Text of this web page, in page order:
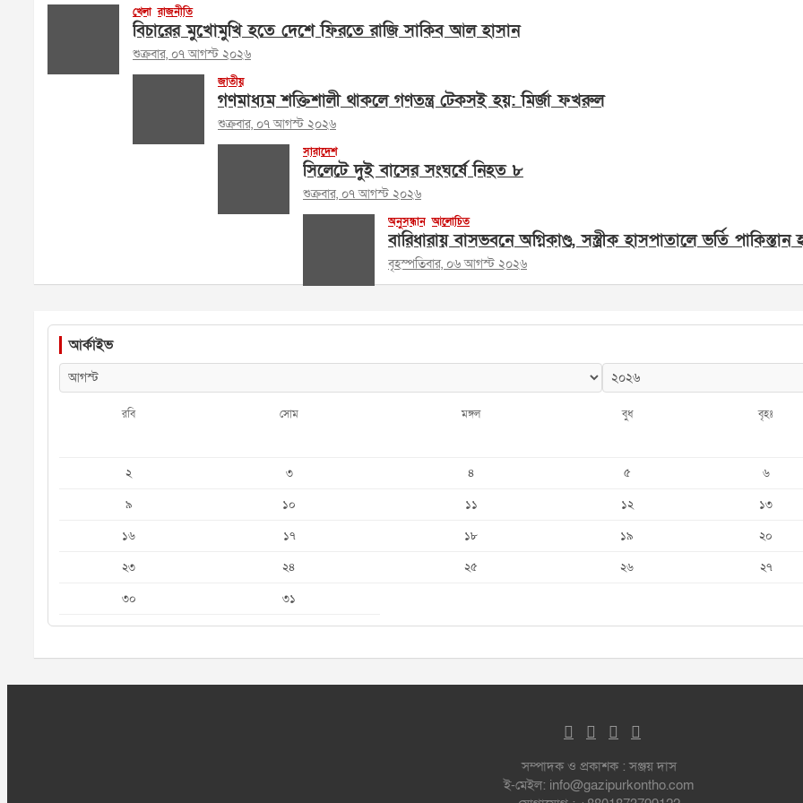
খেলা রাজনীতি
বিচারের মুখোমুখি হতে দেশে ফিরতে রাজি সাকিব আল হাসান
শুক্রবার, ০৭ আগস্ট ২০২৬
জাতীয়
গণমাধ্যম শক্তিশালী থাকলে গণতন্ত্র টেকসই হয়: মির্জা ফখরুল
শুক্রবার, ০৭ আগস্ট ২০২৬
সারাদেশ
সিলেটে দুই বাসের সংঘর্ষে নিহত ৮
শুক্রবার, ০৭ আগস্ট ২০২৬
অনুসন্ধান আলোচিত
বারিধারায় বাসভবনে অগ্নিকাণ্ড, সস্ত্রীক হাসপাতালে ভর্তি
বৃহস্পতিবার, ০৬ আগস্ট ২০২৬
আর্কাইভ
রবি সোম মঙ্গল বুধ বৃহঃ
২
৩ ৪ ৫ ৬
৯
১০ ১১ ১২ ১৩
১৬
১৭ ১৮ ১৯ ২০
২৩
২৪ ২৫ ২৬ ২৭
৩০
৩১
সম্পাদক ও প্রকাশক : সঞ্জয় দাস
ই-মেইল: info@gazipurkontho.com